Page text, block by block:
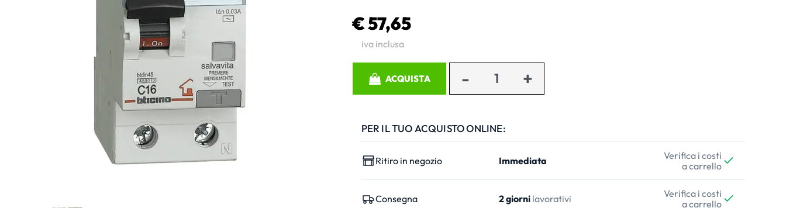
€ 57,65
iva inclusa
ACQUISTA
PER IL TUO ACQUISTO ONLINE:
Ritiro in negozio Immediata
Verifica i costi
a carrello
Consegna 2 giornilavorativi
Verifica i costi
a carrello